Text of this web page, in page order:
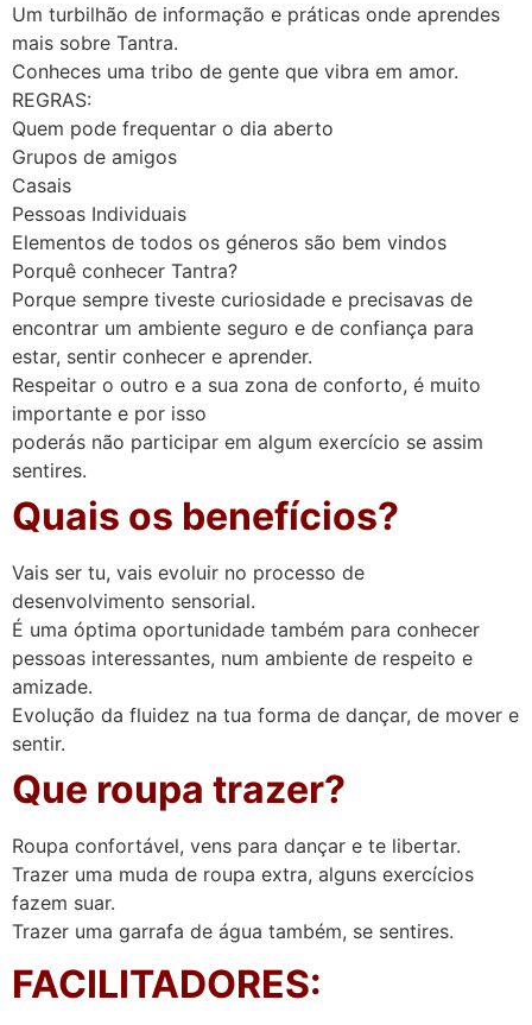
Um turbilhão de informação e práticas onde aprendes
mais sobre Tantra.
Conheces uma tribo de gente que vibra em amor.
REGRAS:
Quem pode frequentar o dia aberto
Grupos de amigos
Casais
Pessoas Individuais
Elementos de todos os géneros são bem vindos
Porquê conhecer Tantra?
Porque sempre tiveste curiosidade e precisavas de
encontrar um ambiente seguro e de confiança para
estar, sentir conhecer e aprender.
Respeitar o outro e a sua zona de conforto, é muito
importante e por isso
poderás não participar em algum exercício se assim
sentires.
Quais os benefícios?
Vais ser tu, vais evoluir no processo de
desenvolvimento sensorial.
É uma óptima oportunidade também para conhecer
pessoas interessantes, num ambiente de respeito e
amizade.
Evolução da fluidez na tua forma de dançar, de mover e
sentir.
Que roupa trazer?
Roupa confortável, vens para dançar e te libertar.
Trazer uma muda de roupa extra, alguns exercícios
fazem suar.
Trazer uma garrafa de água também, se sentires.
FACILITADORES: